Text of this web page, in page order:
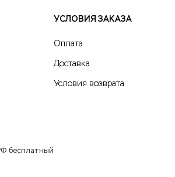
УСЛОВИЯ ЗАКАЗА
Оплата
Доставка
Условия возврата
бесплатный